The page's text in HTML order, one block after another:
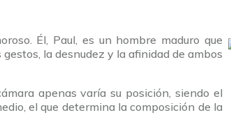
Él, Paul, es un hombre maduro que
la desnudez y la afinidad de ambos
apenas varía su posición, siendo el
el que determina la composición de la